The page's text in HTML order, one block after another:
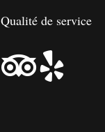
Qualité de service
